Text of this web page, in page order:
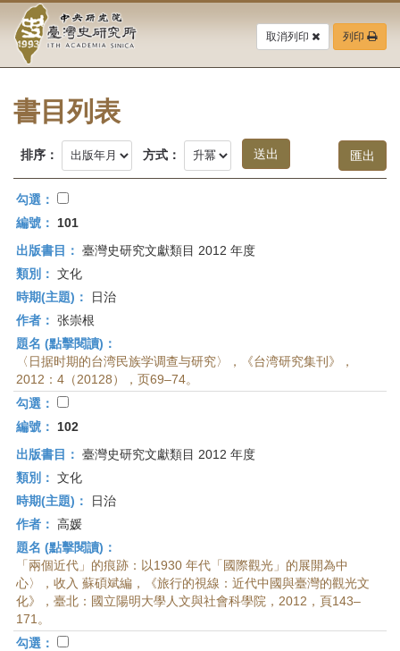
要
中
央
研
究
院-
臺
灣
史
研
究
所-
首
頁
取消列印 列印
書目列表
排序： 方式：
勾選：
編號：
101
出版書目： 臺灣史研究文獻類目 2012 年度
類別： 文化
時期(主題)：
日治
作者： 张崇根
題名 (點擊閱讀)：
〈日据时期的台湾民族学调查与研究〉，《台湾研究集刊》，
2012：4（20128），页69–74。
勾選：
編號：
102
出版書目： 臺灣史研究文獻類目 2012 年度
類別： 文化
時期(主題)：
日治
作者： 高媛
題名 (點擊閱讀)：
「兩個近代」的痕跡：以1930 年代「國際觀光」的展開為中
心〉，收入 蘇碩斌編，《旅行的視線：近代中國與臺灣的觀光文
化》，臺北：國立陽明大學人文與社會科學院，2012，頁143–
171。
勾選：